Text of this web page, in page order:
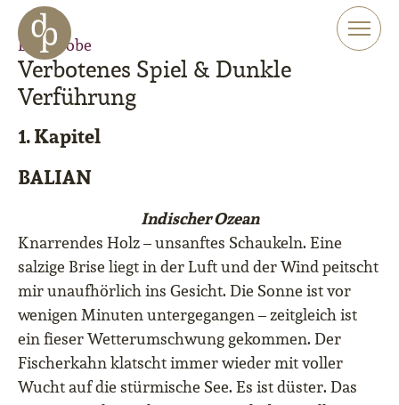
Zum Haupt-Inhalt springen
Zur Navigation springen
Zur Website-Suche springen
Leseprobe
Verbotenes Spiel & Dunkle
Verführung
1. Kapitel
BALIAN
Indischer Ozean
Knarrendes Holz – unsanftes Schaukeln. Eine
salzige Brise liegt in der Luft und der Wind peitscht
mir unaufhörlich ins Gesicht. Die Sonne ist vor
wenigen Minuten untergegangen – zeitgleich ist
ein fieser Wetterumschwung gekommen. Der
Fischerkahn klatscht immer wieder mit voller
Wucht auf die stürmische See. Es ist düster. Das